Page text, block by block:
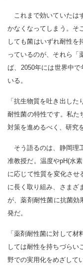
これまで効いていたは
かなくなってしまう。そ
しても菌はいずれ耐性を
っているのが、それら「
ば、2050年には世界中
いる。
「抗生物質を吐き出し
耐性菌の特性です。私た
対策を進めるべく、研究
そう語るのは、静岡理
准教授だ。温度やpH(水
に応じて性質を変化させ
に長く取り組み、さまざ
が、薬剤耐性菌に抗菌効
発だ。
「薬剤耐性菌に対して
しては耐性を持ちづらい
野での実用化をめざして